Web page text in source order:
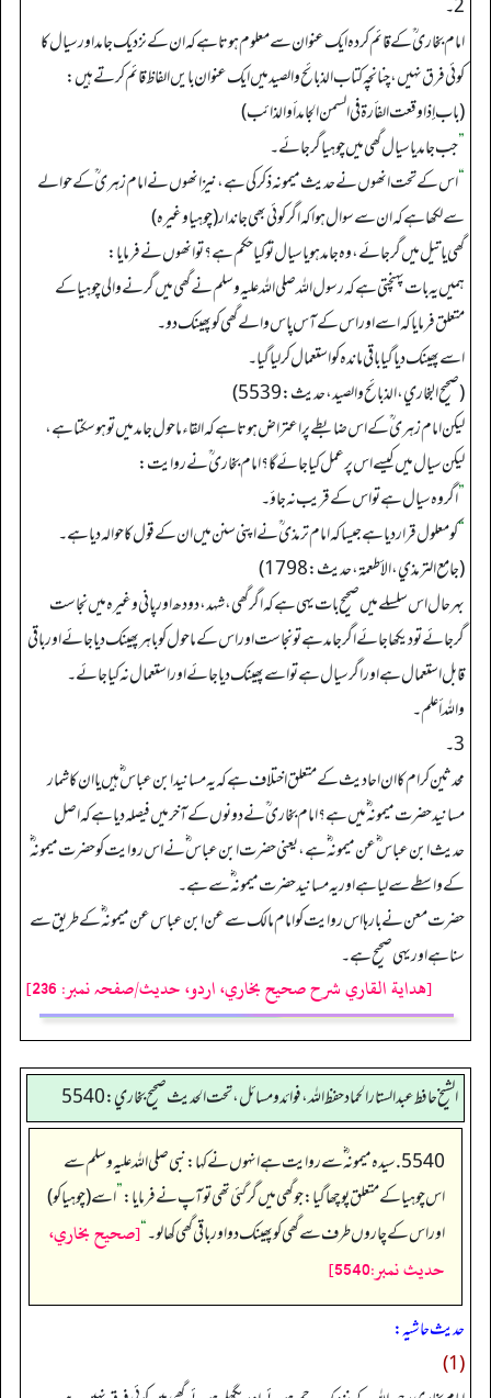
2۔
امام بخاری ؒ کے قائم کردہ ایک عنوان سے معلوم ہوتا ہے کہ ان کے نزدیک جامد اورسیال کا
کوئی فرق نہیں، چنانچہ کتاب الذبائح والصید میں ایک عنوان بایں الفاظ قائم کرتے ہیں:
(باب إذا وقعت الفأرة في السمن الجامد أو الذائب)
”جب جامد یا سیال گھی میں چوہیا گرجائے۔
“اس کے تحت انھوں نے حدیث میمونہ ذکر کی ہے، نیز انھوں نے امام زہری ؒ کے حوالے
سے لکھا ہے کہ ان سے سوال ہواکہ اگر کوئی بھی جاندار(چوہیا وغیرہ)
گھی یاتیل میں گرجائے، وہ جامد ہو یا سیال تو کیا حکم ہے؟ تو انھوں نے فرمایا:
ہمیں یہ بات پہنچتی ہے کہ رسول اللہ صلی اللہ علیہ وسلم نے گھی میں گرنے والی چوہیا کے
متعلق فرمایا کہ اسے اور اس کے آس پاس والے گھی کو پھینک دو۔
اسے پھینک دیا گیا باقی ماندہ کو استعمال کرلیا گیا۔
(صحیح البخاري، الذبائح والصید، حدیث: 5539)
لیکن امام زہری ؒ کے اس ضابطے پر اعتراض ہوتا ہے کہ القاء ماحول جامد میں تو ہوسکتا ہے،
لیکن سیال میں کیسے اس پر عمل کیا جائے گا؟ امام بخاری ؒ نے روایت:
”اگر وہ سیال ہے تو اس کے قریب نہ جاؤ۔
“کو معلول قراردیا ہے جیسا کہ امام ترمذی ؒ نے اپنی سنن میں ان کے قول کا حوالہ دیا ہے۔
(جامع الترمذي، الأطعمة، حدیث: 1798)
بہرحال اس سلسلے میں صحیح بات یہی ہے کہ ا گرگھی، شہد، دودھ اور پانی وغیرہ میں نجاست
گرجائے تو دیکھا جائے اگرجامد ہے تونجاست اور اس کے ماحول کو باہر پھینک دیا جائے اور باقی
قابل استعمال ہے اور اگرسیال ہے تو اسے پھینک دیا جائے اور استعمال نہ کیاجائے۔
واللہ أعلم۔
3۔
محدثین کرام کا ان احادیث کے متعلق اختلاف ہے کہ یہ مسانید ابن عباس ؓ ہیں یا ان کا شمار
مسانید حضرت میمونہ ؓ میں ہے؟ امام بخاری ؒ نے دونوں کے آخر میں فیصلہ دیا ہے کہ اصل
حدیث ابن عباس ؓ عن میمونہ ؓ ہے، یعنی حضرت ابن عباس ؓ نے اس روایت کو حضرت میمونہ ؓ
کے واسطے سے لیا ہے اور یہ مسانید حضرت میمونہ ؓ سے ہے۔
حضرت معن نے بارہا اس روایت کو امام مالک سے عن ابن عباس عن میمونہ ؓ کے طریق سے
سنا ہے اور یہی صحیح ہے۔
[هداية القاري شرح صحيح بخاري، اردو، حدیث/صفحہ نمبر: 236]
الشيخ حافط عبدالستار الحماد حفظ الله، فوائد و مسائل، تحت الحديث صحيح بخاري:5540
5540. سیدہ میمونہ‬ ؓ س‬ے روایت ہے انہوں نے کہا: نبی صلی اللہ علیہ وسلم سے
اس چوہیا کے متعلق پوچھا گیا: جو گھی میں گر گئی تھی تو آپ نے فرمایا:”اسے (چوہیا کو)
اور اس کے چاروں طرف سے گھی کو پھینک دو اور باقی گھی کھالو۔“[صحيح بخاري،
حديث نمبر:5540]
حدیث حاشیہ:
(1)